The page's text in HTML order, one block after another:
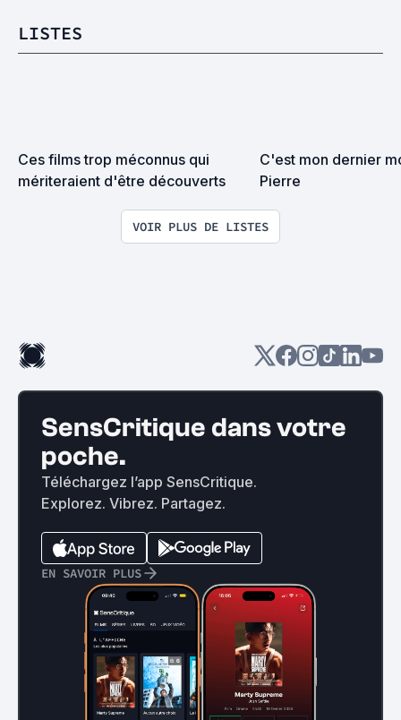
LISTES
Ces films trop méconnus qui
mériteraient d'être découverts
C'est mon dernier
Pierre
VOIR PLUS DE LISTES
SensCritique dans votre
poche.
Téléchargez l’app SensCritique.
Explorez. Vibrez. Partagez.
EN SAVOIR PLUS